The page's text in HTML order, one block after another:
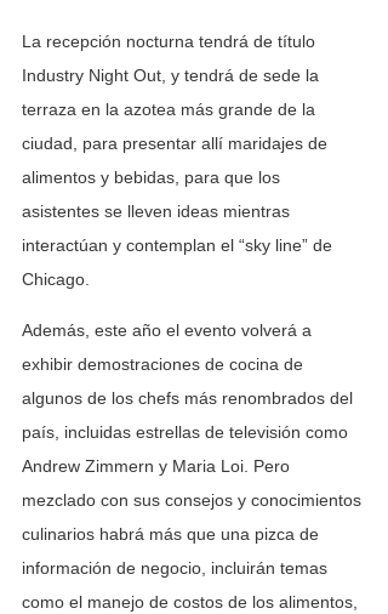
La recepción nocturna tendrá de título
Industry Night Out, y tendrá de sede la
terraza en la azotea más grande de la
ciudad, para presentar allí maridajes de
alimentos y bebidas, para que los
asistentes se lleven ideas mientras
interactúan y contemplan el “sky line” de
Chicago.
Además, este año el evento volverá a
exhibir demostraciones de cocina de
algunos de los chefs más renombrados del
país, incluidas estrellas de televisión como
Andrew Zimmern y Maria Loi. Pero
mezclado con sus consejos y conocimientos
culinarios habrá más que una pizca de
información de negocio, incluirán temas
como el manejo de costos de los alimentos,